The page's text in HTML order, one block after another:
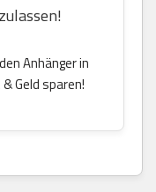
Anhänger in
Geld sparen!